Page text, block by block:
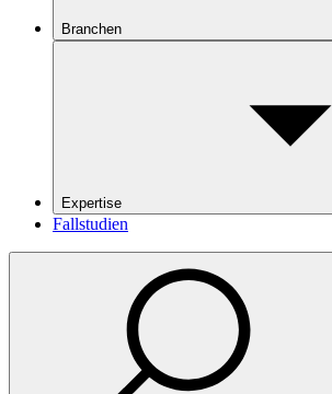
Branchen
Expertise
Fallstudien